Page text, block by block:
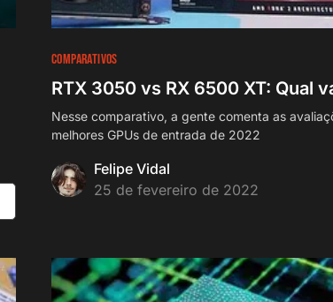
COMPARATIVOS
RTX 3050 vs RX 6500 XT: Qual
Nesse comparativo, a gente comenta as
melhores GPUs de entrada de 2022
Felipe Vidal
25 de fevereiro de 2022